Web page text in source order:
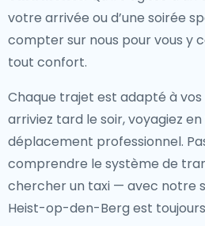
votre arrivée ou d’une soirée
compter sur nous pour vous y
tout confort.
Chaque trajet est adapté à vos
arriviez tard le soir, voyagiez
déplacement professionnel.
comprendre le système de
chercher un taxi — avec notre
Heist-op-den-Berg est